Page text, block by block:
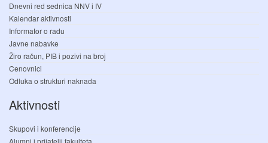
Dnevni red sednica NNV i IV
Kalendar aktivnosti
Informator o radu
Javne nabavke
Žiro račun, PIB i pozivi na broj
Cenovnici
Odluka o strukturi naknada
Aktivnosti
Skupovi i konferencije
Alumni i prijatelji fakulteta